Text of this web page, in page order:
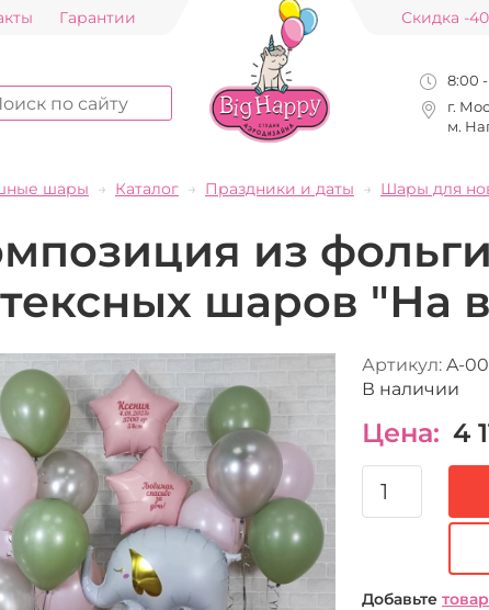
Гарантии Скидка -
8:00
г.
м.
шары Каталог Праздники и даты Шары для
из
шаров "На
Артикул: A-
В наличии
Цена: 4
Добавьте товар